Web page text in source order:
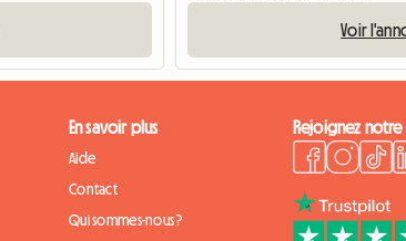
Voir
En savoir plus
Aide
Contact
Qui sommes-nous ?
Rejoignez